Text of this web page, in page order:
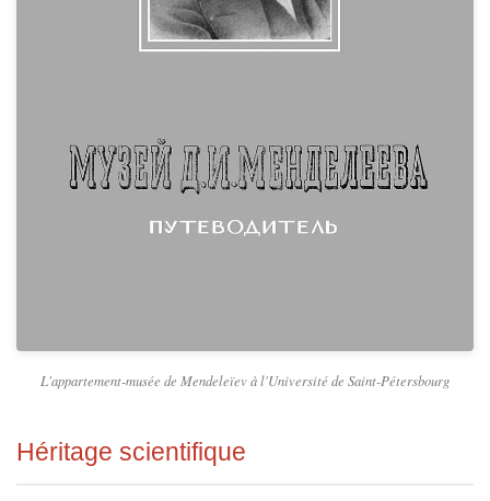
L'appartement-musée de Mendeleïev à l'Université de Saint-Pétersbourg
Héritage scientifique